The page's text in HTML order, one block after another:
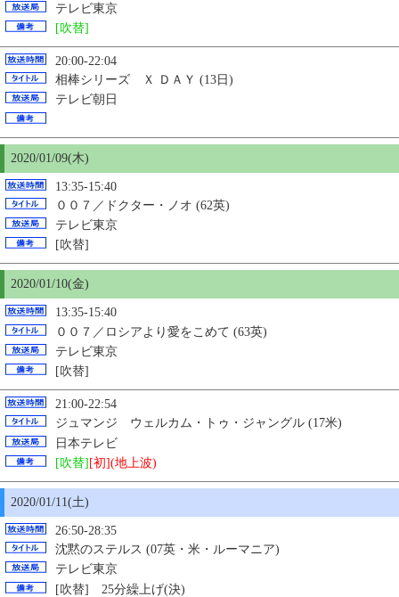
テレビ東京
[吹替]
20:00-22:04
相棒シリーズ Ｘ ＤＡＹ (13日)
テレビ朝日
2020/01/09(木)
13:35-15:40
００７／ドクター・ノオ (62英)
テレビ東京
[吹替]
2020/01/10(金)
13:35-15:40
００７／ロシアより愛をこめて (63英)
テレビ東京
[吹替]
21:00-22:54
ジュマンジ ウェルカム・トゥ・ジャングル (17米)
日本テレビ
[吹替] [初](地上波)
2020/01/11(土)
26:50-28:35
沈黙のステルス (07英・米・ルーマニア)
テレビ東京
[吹替] 25分繰上げ(決)